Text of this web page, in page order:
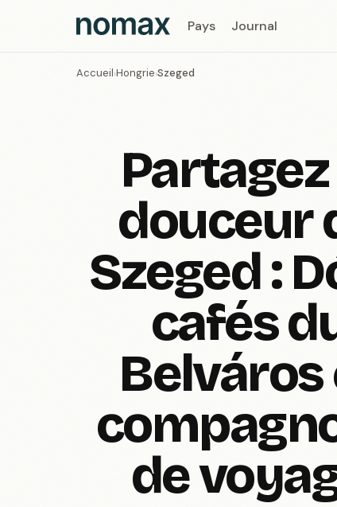
Pays Journal
Accueil›Hongrie›Szeged
douceur
Szeged :
cafés
Belváros
de